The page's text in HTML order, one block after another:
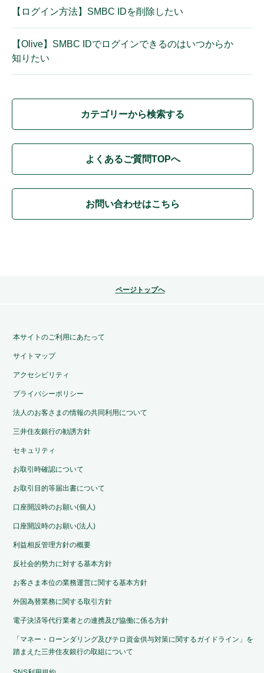
【ログイン方法】SMBC IDを削除したい
【Olive】SMBC IDでログインできるのはいつからか
知りたい
カテゴリーから検索する
よくあるご質問TOPへ
お問い合わせはこちら
ページトップへ
本サイトのご利用にあたって
サイトマップ
アクセシビリティ
プライバシーポリシー
法人のお客さまの情報の共同利用について
三井住友銀行の勧誘方針
セキュリティ
お取引時確認について
お取引目的等届出書について
口座開設時のお願い(個人)
口座開設時のお願い(法人)
利益相反管理方針の概要
反社会的勢力に対する基本方針
お客さま本位の業務運営に関する基本方針
外国為替業務に関する取引方針
電子決済等代行業者との連携及び協働に係る方針
「マネー・ローンダリング及びテロ資金供与対策に関するガイドライン」を
踏まえた三井住友銀行の取組について